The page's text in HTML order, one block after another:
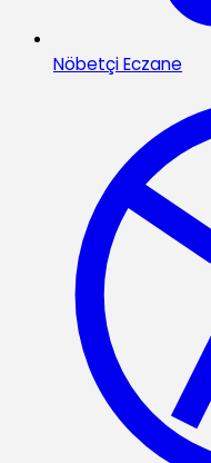
Nöbetçi Eczane